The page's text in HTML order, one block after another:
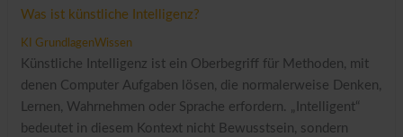
Was ist künstliche Intelligenz?
KI GrundlagenWissen
Künstliche Intelligenz ist ein Oberbegriff für Methoden, mit
denen Computer Aufgaben lösen, die normalerweise Denken,
Lernen, Wahrnehmen oder Sprache erfordern. „Intelligent“
bedeutet in diesem Kontext nicht Bewusstsein, sondern